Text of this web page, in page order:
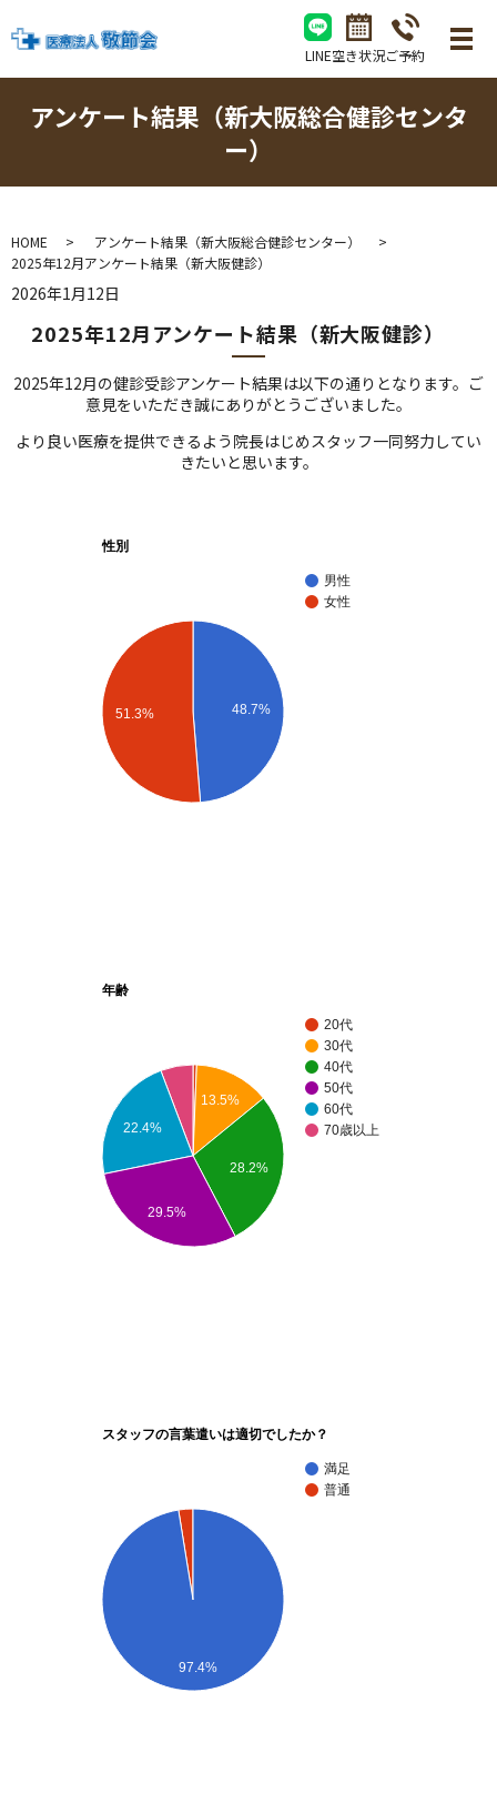
LINE空き状況ご予約
アンケート結果（新大阪総合健診センタ
ー）
HOME
アンケート結果（新大阪総合健診センター）
2025年12月アンケート結果（新大阪健診）
2026年1月12日
2025年12月アンケート結果（新大阪健診）
2025年12月の健診受診アンケート結果は以下の通りとなります。ご
意見をいただき誠にありがとうございました。
より良い医療を提供できるよう院長はじめスタッフ一同努力してい
きたいと思います。
性別
男性
女性
48.7%
51.3%
年齢
20代
30代
40代
50代
60代
70歳以上
13.5%
28.2%
22.4%
29.5%
スタッフの言葉遣いは適切でしたか？
満足
普通
97.4%